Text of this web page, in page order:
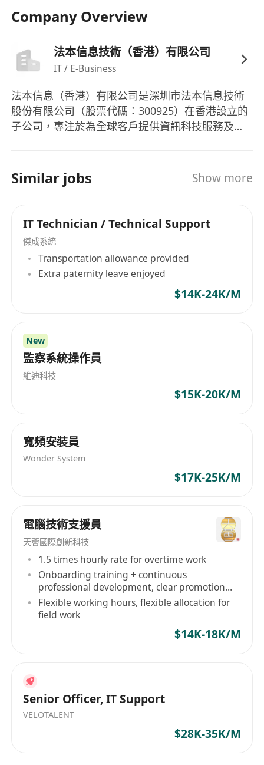
成这一个周期后连休3天
Company Overview
法本信息技術（香港）有限公司
IT / E-Business
法本信息（香港）有限公司是深圳市法本信息技術
股份有限公司（股票代碼：300925）在香港設立的
子公司，專注於為全球客戶提供資訊科技服務及數
業經驗，致力為亞太區及全球客戶提供高效益的數
碼轉型服務，協助企業應對技術挑戰，推動業務創
Similar jobs Show more
IT Technician / Technical Support
傑成系統
Transportation allowance provided
Extra paternity leave enjoyed
$14K-24K/M
New
監察系統操作員
維迪科技
$15K-20K/M
寬頻安裝員
Wonder System
$17K-25K/M
電腦技術支援員
天薈國際創新科技
1.5 times hourly rate for overtime work
Onboarding training + continuous
professional development, clear promotion
path
Flexible working hours, flexible allocation for
field work
$14K-18K/M
Senior Officer, IT Support
VELOTALENT
$28K-35K/M